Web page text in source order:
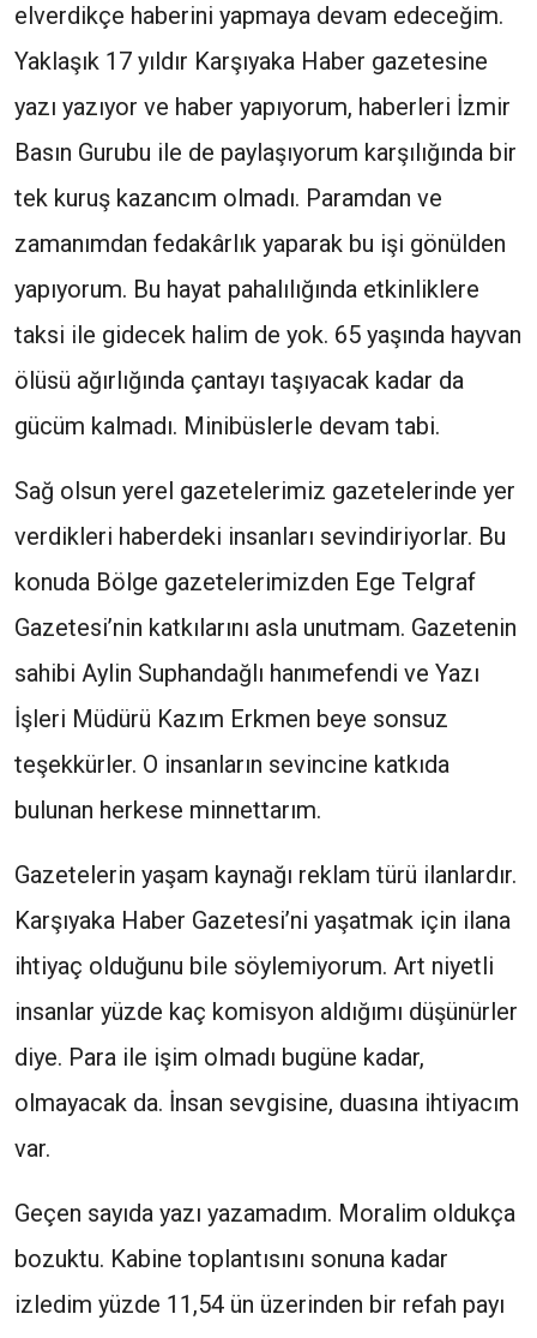
elverdikçe haberini yapmaya devam edeceğim.
Yaklaşık 17 yıldır Karşıyaka Haber gazetesine
yazı yazıyor ve haber yapıyorum, haberleri İzmir
Basın Gurubu ile de paylaşıyorum karşılığında bir
tek kuruş kazancım olmadı. Paramdan ve
zamanımdan fedakârlık yaparak bu işi gönülden
yapıyorum. Bu hayat pahalılığında etkinliklere
taksi ile gidecek halim de yok. 65 yaşında hayvan
ölüsü ağırlığında çantayı taşıyacak kadar da
gücüm kalmadı. Minibüslerle devam tabi.
Sağ olsun yerel gazetelerimiz gazetelerinde yer
verdikleri haberdeki insanları sevindiriyorlar. Bu
konuda Bölge gazetelerimizden Ege Telgraf
Gazetesi’nin katkılarını asla unutmam. Gazetenin
sahibi Aylin Suphandağlı hanımefendi ve Yazı
İşleri Müdürü Kazım Erkmen beye sonsuz
teşekkürler. O insanların sevincine katkıda
bulunan herkese minnettarım.
Gazetelerin yaşam kaynağı reklam türü ilanlardır.
Karşıyaka Haber Gazetesi’ni yaşatmak için ilana
ihtiyaç olduğunu bile söylemiyorum. Art niyetli
insanlar yüzde kaç komisyon aldığımı düşünürler
diye. Para ile işim olmadı bugüne kadar,
olmayacak da. İnsan sevgisine, duasına ihtiyacım
var.
Geçen sayıda yazı yazamadım. Moralim oldukça
bozuktu. Kabine toplantısını sonuna kadar
izledim yüzde 11,54 ün üzerinden bir refah payı